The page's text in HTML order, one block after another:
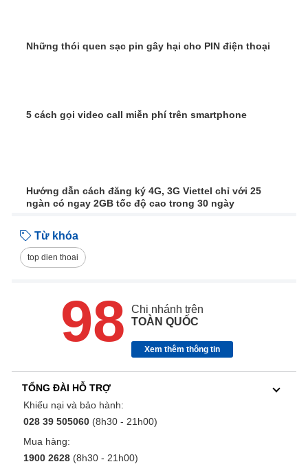
Những thói quen sạc pin gây hại cho PIN điện thoại
5 cách gọi video call miễn phí trên smartphone
Hướng dẫn cách đăng ký 4G, 3G Viettel chỉ với 25
ngàn có ngay 2GB tốc độ cao trong 30 ngày
Từ khóa
top dien thoai
98
Chi nhánh trên
TOÀN QUỐC
Xem thêm thông tin
TỔNG ĐÀI HỖ TRỢ
Khiếu nại và bảo hành:
028 39 505060 (8h30 - 21h00)
Mua hàng:
1900 2628 (8h30 - 21h00)